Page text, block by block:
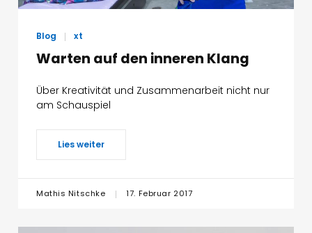
Blog xt
Warten auf den inneren Klang
Über Kreativität und Zusammenarbeit nicht nur
am Schauspiel
Lies weiter
Mathis Nitschke 17. Februar 2017